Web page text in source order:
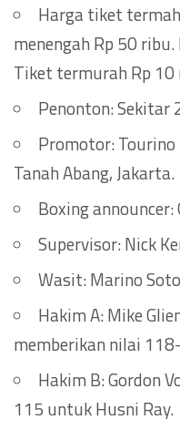
Harga tiket
menengah Rp 50
Tiket termurah Rp 10
Penonton: Sekitar
Promotor:
Tanah Abang, Jakarta.
Boxing
Supervisor: Nick
Wasit: Marino
Hakim A: Mike
memberikan nilai
Hakim B: Gordon
115 untuk Husni Ray.